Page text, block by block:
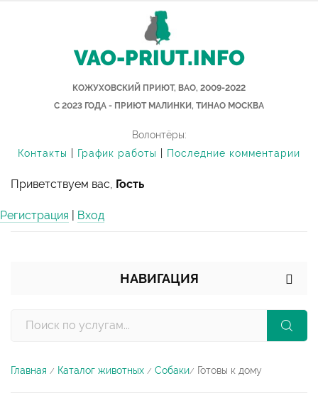
VAO-PRIUT.INFO
КОЖУХОВСКИЙ ПРИЮТ, ВАО, 2009-2022
С 2023 ГОДА - ПРИЮТ МАЛИНКИ, ТИНАО МОСКВА
Волонтёры:
Контакты
График работы Последние комментарии
Приветствуем вас, Гость
Регистрация Вход
НАВИГАЦИЯ
Главная / Каталог животных / Собаки/ Готовы к дому